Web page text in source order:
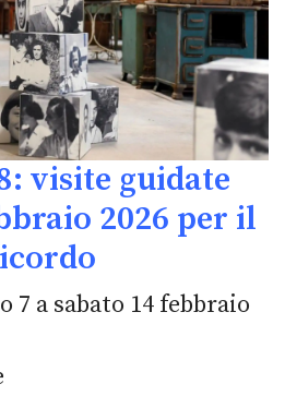
visite guidate
2026 per il
7 a sabato 14 febbraio